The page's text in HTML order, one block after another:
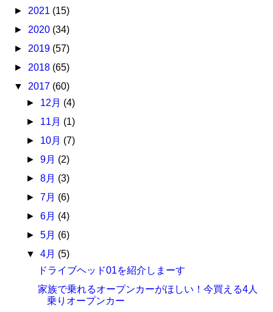
► 2021 (15)
► 2020 (34)
► 2019 (57)
► 2018 (65)
▼ 2017 (60)
► 12月 (4)
► 11月 (1)
► 10月 (7)
► 9月 (2)
► 8月 (3)
► 7月 (6)
► 6月 (4)
► 5月 (6)
▼ 4月 (5)
ドライブヘッド01を紹介しまーす
家族で乗れるオープンカーがほしい！今買える4人
乗りオープンカー